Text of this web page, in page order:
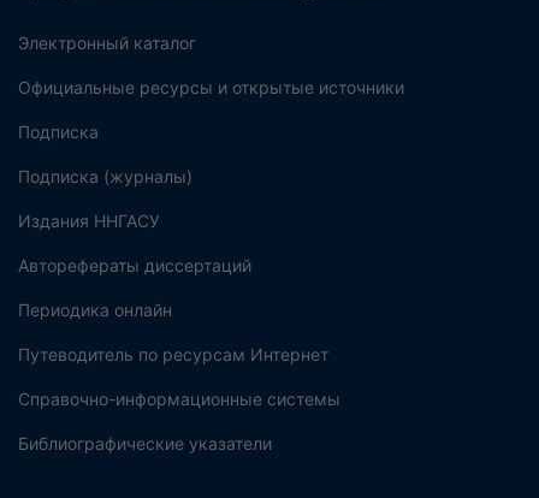
Электронный каталог
Официальные ресурсы и открытые источники
Подписка
Подписка (журналы)
Издания ННГАСУ
Авторефераты диссертаций
Периодика онлайн
Путеводитель по ресурсам Интернет
Справочно-информационные системы
Библиографические указатели